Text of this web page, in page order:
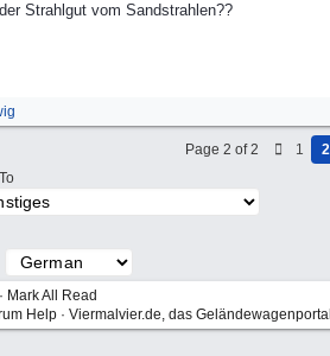
Strahlgut vom Sandstrahlen??
Page 2 of 2 1
2
· Mark All Read
Help · Viermalvier.de, das